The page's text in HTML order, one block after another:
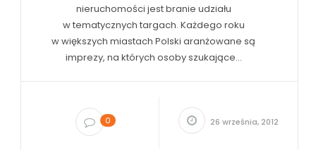
nieruchomości jest branie udziału
w tematycznych targach. Każdego roku
w większych miastach Polski aranżowane są
imprezy, na których osoby szukające...
0 26 września, 2012